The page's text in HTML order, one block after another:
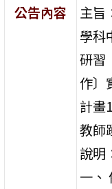
公告內容
主旨
學科
研習
作〕
計畫
教師
說明
一、